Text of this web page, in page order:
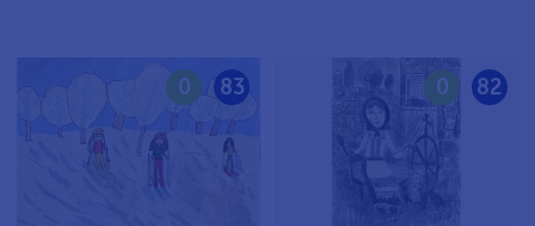
83
0 82
0